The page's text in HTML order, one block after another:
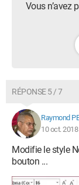
Vous n’avez
RÉPONSE 5 / 7
Raymond
10 oct.
Modifie le style
bouton ...